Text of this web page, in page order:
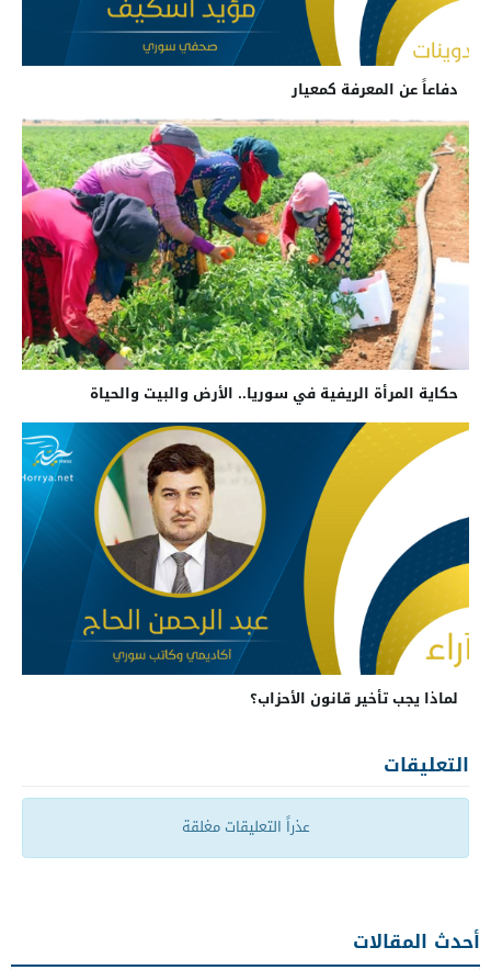
دفاعاً عن المعرفة كمعيار
حكاية المرأة الريفية في سوريا.. الأرض والبيت والحياة
لماذا يجب تأخير قانون الأحزاب؟
التعليقات
عذراً التعليقات مغلقة
أحدث المقالات